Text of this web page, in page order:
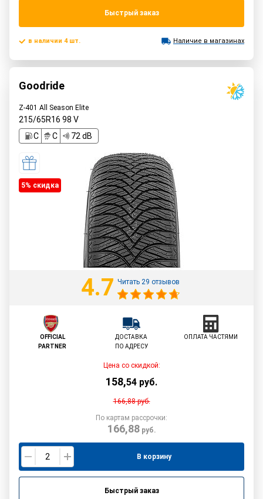
Быстрый заказ
в наличии 4 шт. Наличие в магазинах
Goodride
Z-401 All Season Elite
215/65R16 98 V
C
C 72 dB
5% cкидка
4.7 Читать 29 отзывов
OFFICIAL
PARTNER
ДОСТАВКА
ПО АДРЕСУ
ОПЛАТА ЧАСТЯМИ
Цена со скидкой:
158,54 руб.
166,88руб.
По картам рассрочки:
166,88руб.
В корзину
Быстрый заказ